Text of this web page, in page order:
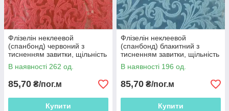
Флізелін неклеевой
(спанбонд) червоний з
тисненням завитки, щільність
80, ш.162
В наявності 262 од.
85,70 ₴/пог.м
Купити
Флізелін неклеевой
(спанбонд) блакитний з
тисненням завитки, щільність
80, ш.162
В наявності 196 од.
85,70 ₴/пог.м
Купити